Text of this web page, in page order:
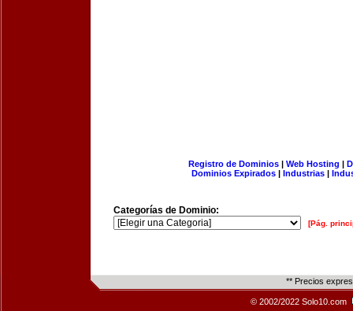
Registro de Dominios| Web Hosting |
Dominios Expirados | Industrias |
Categorías de Dominio:
[Pág.
** Precios
© 2002/2022 Solo10.com